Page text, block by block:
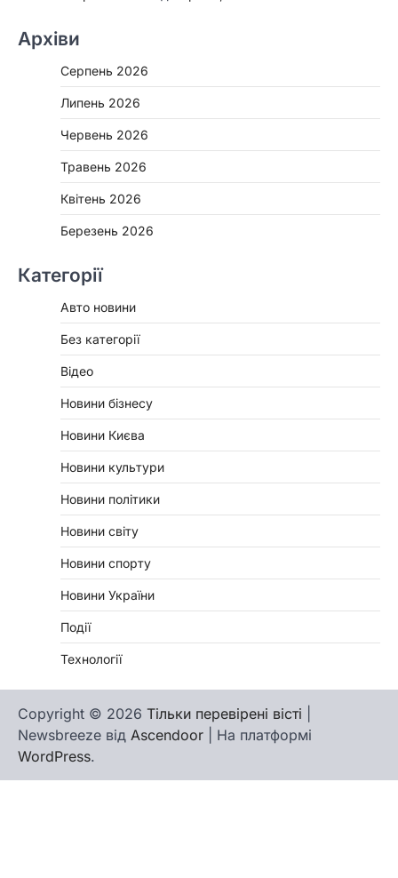
Архіви
Серпень 2026
Липень 2026
Червень 2026
Травень 2026
Квітень 2026
Березень 2026
Категорії
Авто новини
Без категорії
Відео
Новини бізнесу
Новини Києва
Новини культури
Новини політики
Новини світу
Новини спорту
Новини України
Події
Технології
Copyright © 2026 Тільки перевірені вісті
Newsbreeze від Ascendoor | На платформі
WordPress.